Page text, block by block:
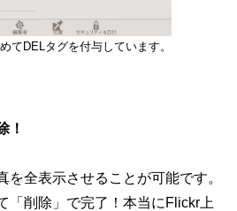
てDELタグを付与しています。
！
を全表示させることが可能です。
「削除」で完了！本当にFlickr上